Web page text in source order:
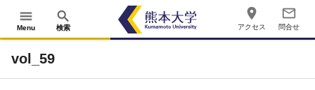
menu
Menu
search
検索
place
アクセス
mail_outline
問合せ
vol_59